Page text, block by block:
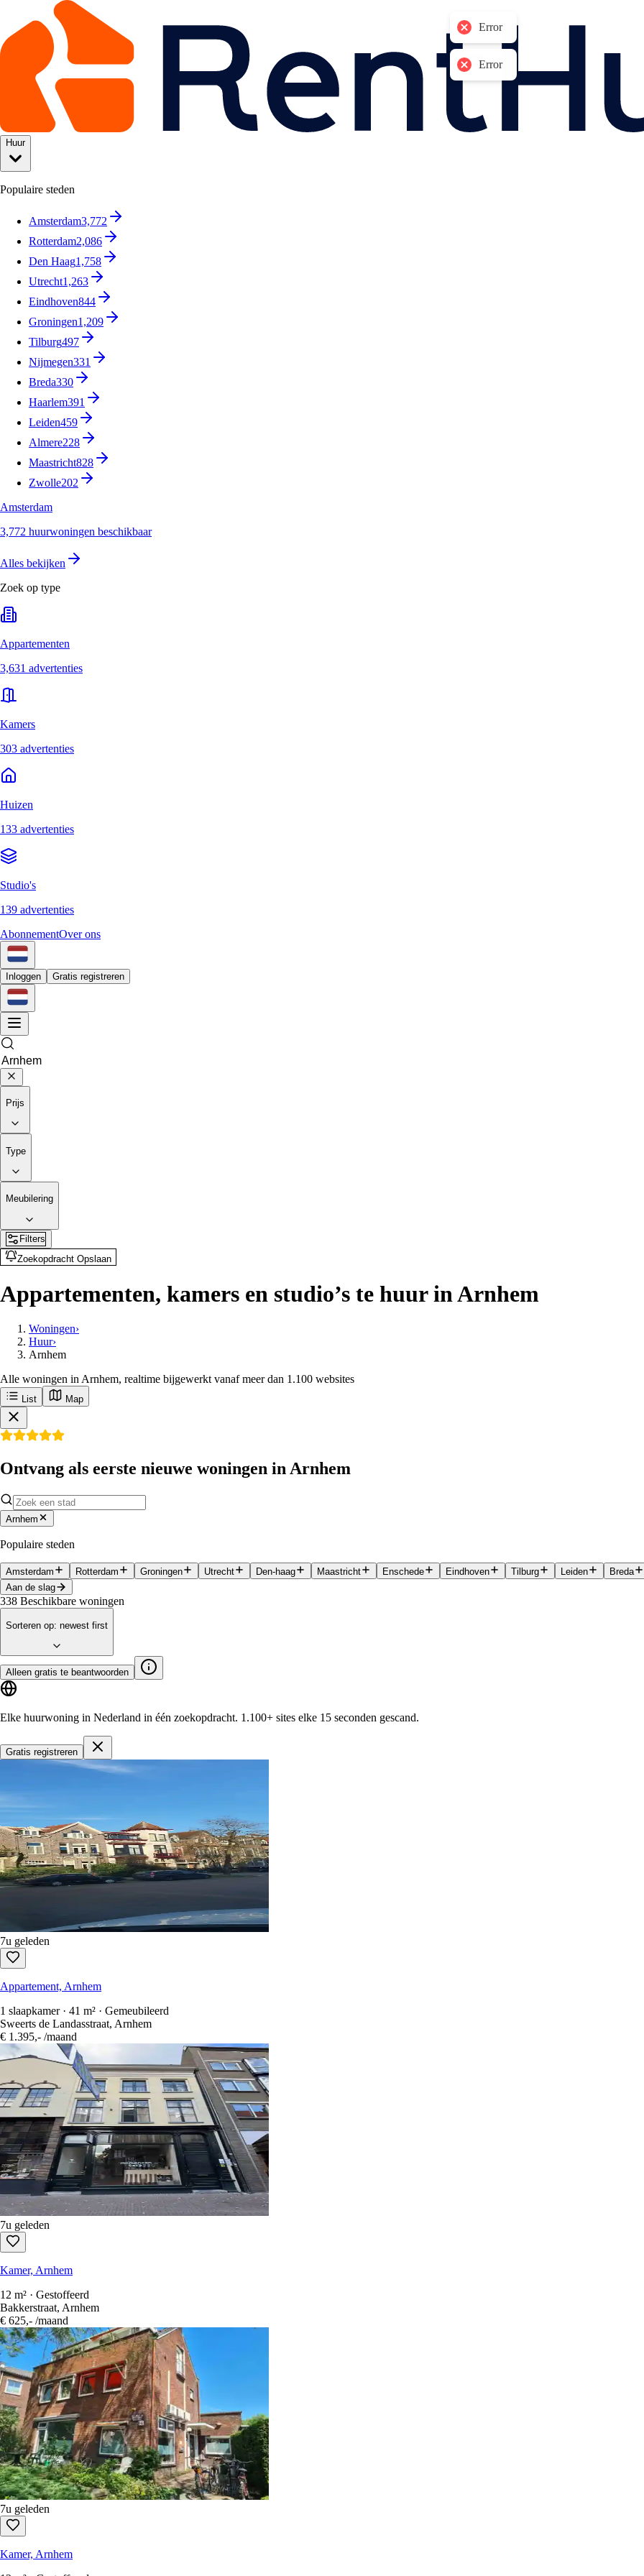
Huur
Populaire steden
Amsterdam3,772
Rotterdam2,086
Den Haag1,758
Utrecht1,263
Eindhoven844
Groningen1,209
Tilburg497
Nijmegen331
Breda330
Haarlem391
Leiden459
Almere228
Maastricht828
Zwolle202
Amsterdam
3,772 huurwoningen beschikbaar
Alles bekijken
Zoek op type
Appartementen
3,631 advertenties
Kamers
303 advertenties
Huizen
133 advertenties
Studio's
139 advertenties
AbonnementOver ons
Inloggen Gratis registreren
Prijs
Type
Meubilering
Filters
Zoekopdracht Opslaan
Appartementen, kamers en studio’s te huur in Arnhem
Woningen›
Huur›
Arnhem
Alle woningen in Arnhem, realtime bijgewerkt vanaf meer dan 1.100 websites
List Map
Ontvang als eerste nieuwe woningen in Arnhem
Arnhem
Populaire steden
Amsterdam Rotterdam Groningen Utrecht Den-haag Maastricht Enschede Eindhoven Tilburg Leiden Breda
Aan de slag
338 Beschikbare woningen
Sorteren op: newest first
Alleen gratis te beantwoorden
Elke huurwoning in Nederland in één zoekopdracht. 1.100+ sites elke 15 seconden gescand.
Gratis registreren
7u geleden
Appartement, Arnhem
1 slaapkamer · 41 m² · Gemeubileerd
Sweerts de Landasstraat, Arnhem
€ 1.395,- /maand
7u geleden
Kamer, Arnhem
12 m² · Gestoffeerd
Bakkerstraat, Arnhem
€ 625,- /maand
7u geleden
Kamer, Arnhem
Error
Error